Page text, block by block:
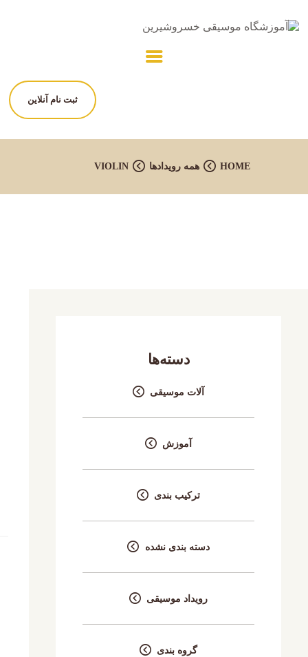
ثبت نام آنلاین
HOME همه رویدادها VIOLIN
دسته‌ها
آلات موسیقی
آموزش
ترکیب بندی
دسته بندی نشده
رویداد موسیقی
گروه بندی